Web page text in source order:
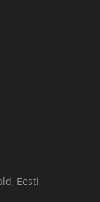
Eesti